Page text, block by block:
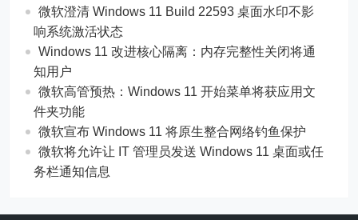
微软澄清 Windows 11 Build 22593 桌面水印不影
响系统激活状态
Windows 11 改进核心隔离：内存完整性关闭将通
知用户
微软高管预热：Windows 11 开始菜单将获应用文
件夹功能
微软宣布 Windows 11 将原生整合网络钓鱼保护
微软将允许让 IT 管理员发送 Windows 11 桌面或任
务栏通知信息